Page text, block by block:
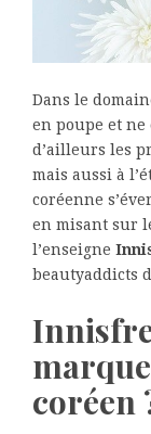
Dans le
en poupe et ne
d’ailleurs les
mais aussi à
coréenne
en misant sur
l’enseigne
beautyaddicts
coréen